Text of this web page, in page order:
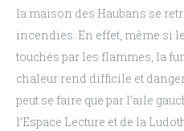
la maison des Haubans se
incendies. En effet, même si
touchés par les flammes, la
chaleur rend difficile et
peut se faire que par l’aile
l’Espace Lecture et de la